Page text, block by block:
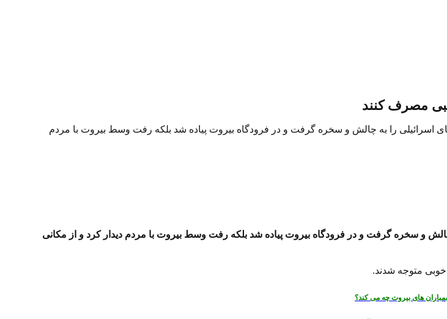
مصرف کنند
اسرائیلی را به چالش و سخره گرفت و در فرودگاه بیروت پیاده شد بلکه رفت وسط بیروت با مردم
چالش و سخره گرفت و در فرودگاه بیروت پیاده شد بلکه رفت وسط بیروت با مردم دیدار کرد و از مکانی
خوبی متوجه شدند.
های بیروت چه می کند؟